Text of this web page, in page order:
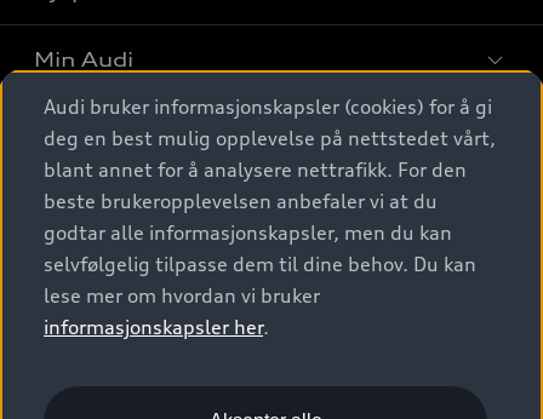
Sammenlign bilmodeller
Elbiler
SUV
Stasjonsvogn
Sportback
S/RS
Konseptbiler og prototyper
Kjøpshjelp
Biler på lager
Finn forhandler
Bestill prøvekjøring
Kontakt forhandler
Bilgarantier
Min Audi
Behold nybilfølelsen
Audi Originalt tilbehør
Verkstedtjenester
Digitale tjenester
Audi digitale tjenester
Audi connect
Functions on demand
Kom i gang med myAudi
Audi Norge
Kundeservice
Audi Driving Experience
© 2026 AUDI NORGE. All Rights Reserved.
Audi bruker informasjonskapsler (cookies) for å gi
deg en best mulig opplevelse på nettstedet vårt,
blant annet for å analysere nettrafikk. For den
beste brukeropplevelsen anbefaler vi at du
godtar alle informasjonskapsler, men du kan
selvfølgelig tilpasse dem til dine behov. Du kan
lese mer om hvordan vi bruker
informasjonskapsler her.